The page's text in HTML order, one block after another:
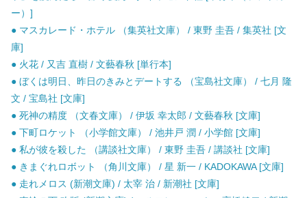
ー）]
● マスカレード・ホテル （集英社文庫） / 東野 圭吾 / 集英社 [文
庫]
● 火花 / 又吉 直樹 / 文藝春秋 [単行本]
● ぼくは明日、昨日のきみとデートする （宝島社文庫） / 七月 隆
文 / 宝島社 [文庫]
● 死神の精度 （文春文庫） / 伊坂 幸太郎 / 文藝春秋 [文庫]
● 下町ロケット （小学館文庫） / 池井戸 潤 / 小学館 [文庫]
● 私が彼を殺した （講談社文庫） / 東野 圭吾 / 講談社 [文庫]
● きまぐれロボット （角川文庫） / 星 新一 / KADOKAWA [文庫]
● 走れメロス (新潮文庫) / 太宰 治 / 新潮社 [文庫]